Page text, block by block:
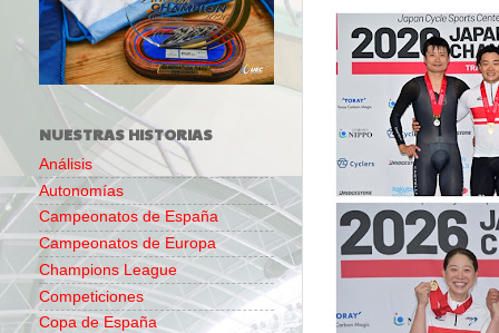
NUESTRAS HISTORIAS
Análisis
Autonomías
Campeonatos de España
Campeonatos de Europa
Champions League
Competiciones
Copa de España